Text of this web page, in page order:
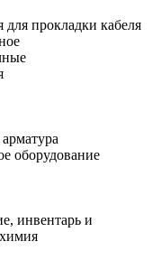
прокладки кабеля
оборудование
инвентарь и